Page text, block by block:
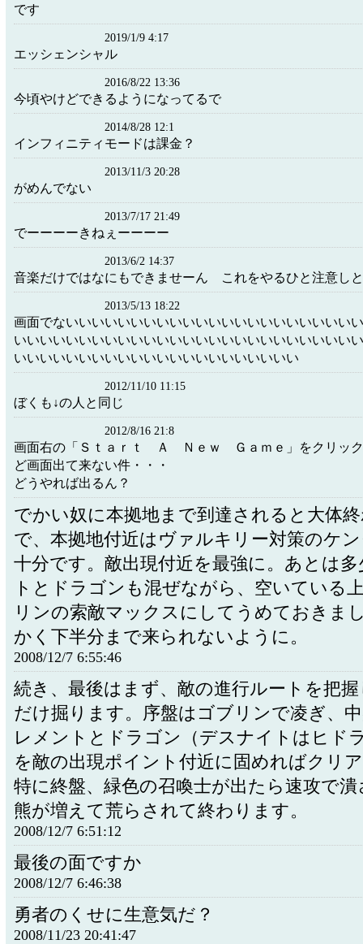
です
2019/1/9 4:17
エッシェンシャル
2016/8/22 13:36
今頃やけどできるようになってるで
2014/8/28 12:1
インフィニティモードは課金？
2013/11/3 20:28
がめんでない
2013/7/17 21:49
でーーーーきねぇーーーー
2013/6/2 14:37
音楽だけではなにもできませーん これをやるひと注意し
2013/5/13 18:22
画面でないいいいいいいいいいいいいいいいいいいいいい
いいいいいいいいいいいいいいいいいいいいいいいいいい
いいいいいいいいいいいいいいいいいいいいいい
2012/11/10 11:15
ぼくも↓の人と同じ
2012/8/16 21:8
画面右の「Ｓｔａｒｔ Ａ Ｎｅｗ Ｇａｍｅ」をクリック
ど画面出て来ない件・・・
どうやれば出るん？
でかい奴に本拠地まで到達されると大体
で、本拠地付近はヴァルキリー対策のケ
十分です。敵出現付近を最強に。あとは
トとドラゴンも混ぜながら、空いている
リンの索敵マックスにしてうめておきま
かく下半分まで来られないように。
2008/12/7 6:55:46
続き、最後はまず、敵の進行ルートを把
だけ掘ります。序盤はゴブリンで凌ぎ、
レメントとドラゴン（デスナイトはヒド
を敵の出現ポイント付近に固めればクリ
特に終盤、緑色の召喚士が出たら速攻で
熊が増えて荒らされて終わります。
2008/12/7 6:51:12
最後の面ですか
2008/12/7 6:46:38
勇者のくせに生意気だ？
2008/11/23 20:41:47